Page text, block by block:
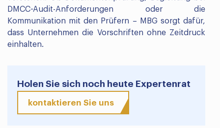
DMCC-Audit-Anforderungen oder die
Kommunikation mit den Prüfern – MBG sorgt dafür,
dass Unternehmen die Vorschriften ohne Zeitdruck
einhalten.
Holen Sie sich noch heute Expertenrat
kontaktieren Sie uns